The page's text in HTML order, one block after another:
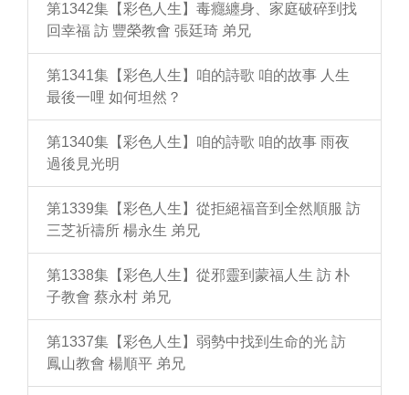
第1342集【彩色人生】毒癮纏身、家庭破碎到找
回幸福 訪 豐榮教會 張廷琦 弟兄
第1341集【彩色人生】咱的詩歌 咱的故事 人生
最後一哩 如何坦然？
第1340集【彩色人生】咱的詩歌 咱的故事 雨夜
過後見光明
第1339集【彩色人生】從拒絕福音到全然順服 訪
三芝祈禱所 楊永生 弟兄
第1338集【彩色人生】從邪靈到蒙福人生 訪 朴
子教會 蔡永村 弟兄
第1337集【彩色人生】弱勢中找到生命的光 訪
鳳山教會 楊順平 弟兄